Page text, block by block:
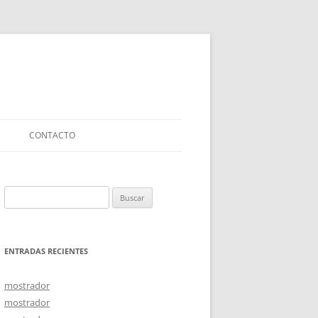
CONTACTO
ENTRADAS RECIENTES
mostrador
mostrador